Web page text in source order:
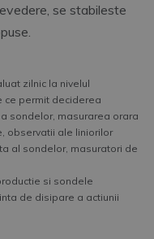
se stabileste
zilnic la nivelul
ce permit deciderea
sondelor, masurarea orara
observatii ale liniorilor
al sondelor, masuratori de
si sondele
de disipare a actiunii